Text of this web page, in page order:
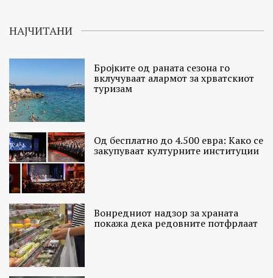
НАЈЧИТАНИ
Бројките од раната сезона го
вклучуваат алармот за хрватскиот
туризам
Од бесплатно до 4.500 евра: Како се
закупуваат културните институции
Вонредниот надзор за храната
покажа дека редовните потфрлаат